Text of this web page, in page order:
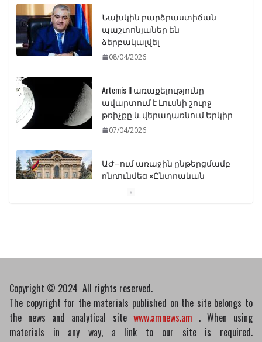
Նախկին բարձրաստիճան
պաշտոնյաներ են
ձերբակալվել
08/04/2026
Artemis II առաքելությունը
ավարտում է Լուսնի շուրջ
թռիչքը և վերադառնում Երկիր
07/04/2026
ԱԺ–ում առաջին ընթերցմամբ
ընդունվեց «Ընտրական
կբողոքարկի Գարեգին
սահմանափակման
վերացման որոշումը
13/04/2026
Copyright © 2024 All rights reserved.
The copyright for the materials published on the site belongs to
the news and analytical site www.amnews.am . When using
materials in any way, a link to our site is required.